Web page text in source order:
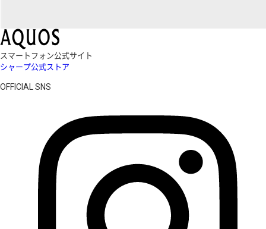
スマートフォン公式サイト
シャープ公式ストア
OFFICIAL SNS